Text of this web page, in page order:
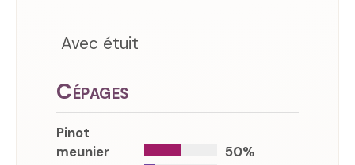
Avec étuit
Cépages
Pinot
meunier
50%